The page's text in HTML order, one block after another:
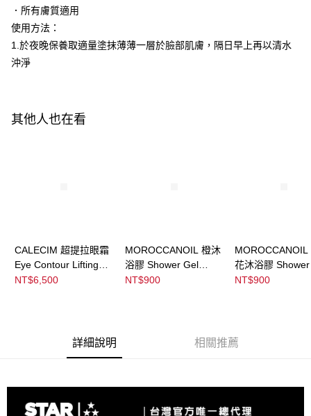
ATM／網路銀行／等多元方式進行付款，方視為交易完成。
※ 請注意：結帳手續完成當下不需立刻繳費，但若您需要取消訂單，請聯絡
購買商品的店家。未經商家同意取消之訂單仍視為有效，需透過AFTEE先享
後付繳納相關費用。
※ 交易是否成功請以「AFTEE先享後付 」之結帳頁面顯示為準，若有關於
是否繳費成功／繳費後需取消欲退款等相關疑問，請聯繫「AFTEE先享後付
１．透過由恩沛科技股份有限公司提供之「AFTEE先享後付」服務完成之交
請求用戶進行身份認證。
５．嚴禁一人註冊多個帳號或使用他人資訊註冊。若發現惡意使用之情形，
恩沛科技股份有限公司將有權停止該用戶之使用額度並採取法律行動。
．所有膚質適用
使用方法：
1.於夜晚保養取適量塗抹薄薄一層於臉部肌膚，隔日早上再以清水
沖淨
其他人也在看
CALECIM 超提拉眼霜
Eye Contour Lifting
Cream
NT$6,500
MOROCCANOIL 橙沐
浴膠 Shower Gel
Soleil De Tander
NT$900
MOROCCANOIL
花沐浴膠
Dahlia Rouge
NT$900
詳細說明 相關推薦